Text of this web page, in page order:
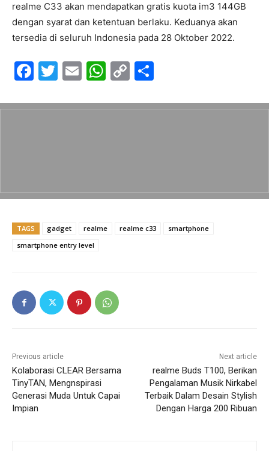
realme C33 akan mendapatkan gratis kuota im3 144GB
dengan syarat dan ketentuan berlaku. Keduanya akan
tersedia di seluruh Indonesia pada 28 Oktober 2022.
F
c
o
k
T
itt
E
ai
W
at
p
C
p
k
ar
TAGS gadget realme realme c33
smartphone
smartphone entry level
Previous article
Kolaborasi CLEAR Bersama
TinyTAN, Mengnspirasi
Generasi Muda Untuk Capai
Impian
Next article
realme Buds T100, Berikan
Pengalaman Musik Nirkabel
Terbaik Dalam Desain Stylish
Dengan Harga 200 Ribuan